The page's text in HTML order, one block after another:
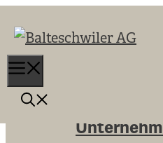
zum
Inhalt